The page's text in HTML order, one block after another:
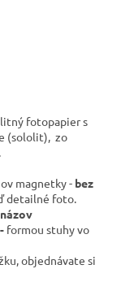
fotopapier s
(sololit), zo
magnetky - bez
detailné foto.
názov
formou stuhy vo
objednávate si